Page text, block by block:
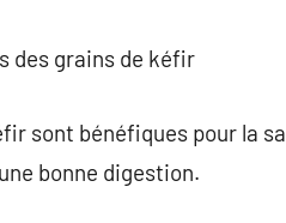
des grains de kéfir
sont bénéfiques pour la
bonne digestion.